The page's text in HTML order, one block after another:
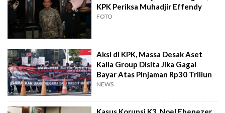
KPK Periksa Muhadjir Effendy
FOTO
Aksi di KPK, Massa Desak Aset
Kalla Group Disita Jika Gagal
Bayar Atas Pinjaman Rp30 Triliun
NEWS